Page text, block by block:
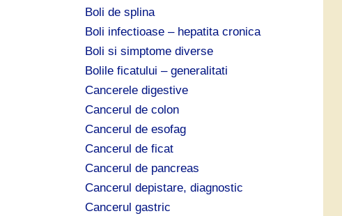
Boli de splina
Boli infectioase – hepatita cronica
Boli si simptome diverse
Bolile ficatului – generalitati
Cancerele digestive
Cancerul de colon
Cancerul de esofag
Cancerul de ficat
Cancerul de pancreas
Cancerul depistare, diagnostic
Cancerul gastric